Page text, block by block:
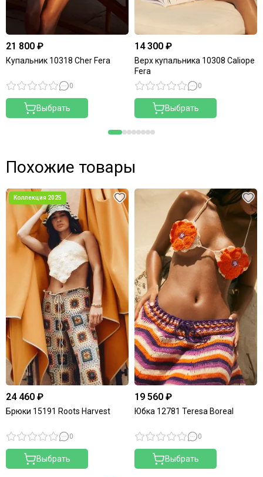
21 800 ₽
Купальник 10318 Cher Fera
0
Выбрать
14 300 ₽
Верх купальника 10308 Caliope
Fera
0
Выбрать
Похожие товары
24 460 ₽
Брюки 15191 Roots Harvest
0
Выбрать
19 560 ₽
Юбка 12781 Teresa Boreal
0
Выбрать